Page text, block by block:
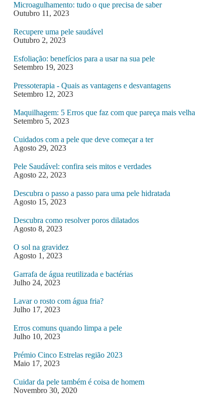
Microagulhamento: tudo o que precisa de saber
Outubro 11, 2023
Recupere uma pele saudável
Outubro 2, 2023
Esfoliação: benefícios para a usar na sua pele
Setembro 19, 2023
Pressoterapia - Quais as vantagens e desvantagens
Setembro 12, 2023
Maquilhagem: 5 Erros que faz com que pareça mais velha
Setembro 5, 2023
Cuidados com a pele que deve começar a ter
Agosto 29, 2023
Pele Saudável: confira seis mitos e verdades
Agosto 22, 2023
Descubra o passo a passo para uma pele hidratada
Agosto 15, 2023
Descubra como resolver poros dilatados
Agosto 8, 2023
O sol na gravidez
Agosto 1, 2023
Garrafa de água reutilizada e bactérias
Julho 24, 2023
Lavar o rosto com água fria?
Julho 17, 2023
Erros comuns quando limpa a pele
Julho 10, 2023
Prémio Cinco Estrelas região 2023
Maio 17, 2023
Cuidar da pele também é coisa de homem
Novembro 30, 2020